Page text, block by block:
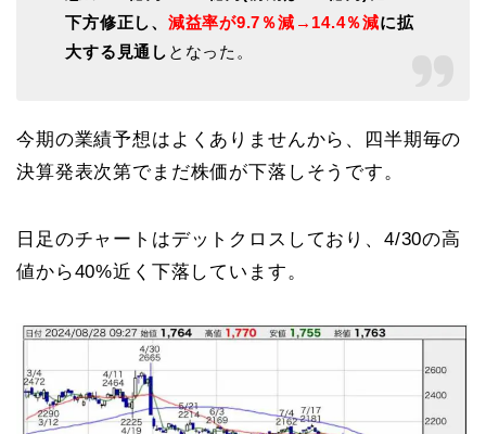
下方修正し、 減益率が9.7％減→14.4％減に拡
大する見通し となった。
今期の業績予想はよくありませんから、四半期毎の
決算発表次第でまだ株価が下落しそうです。
日足のチャートはデットクロスしており、4/30の高
値から40%近く下落しています。